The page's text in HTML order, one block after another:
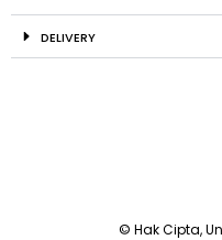
DELIVERY
© Hak Cipta,